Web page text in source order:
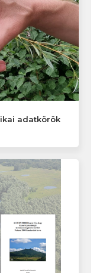
adatkörök